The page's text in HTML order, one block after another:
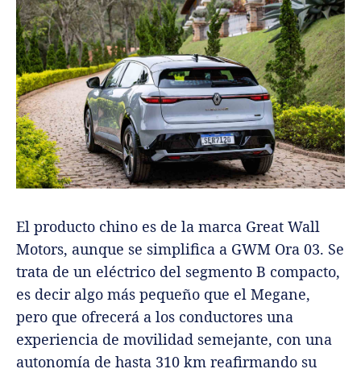
El producto chino es de la marca Great Wall
Motors, aunque se simplifica a GWM Ora 03. Se
trata de un eléctrico del segmento B compacto,
es decir algo más pequeño que el Megane,
pero que ofrecerá a los conductores una
experiencia de movilidad semejante, con una
autonomía de hasta 310 km reafirmando su